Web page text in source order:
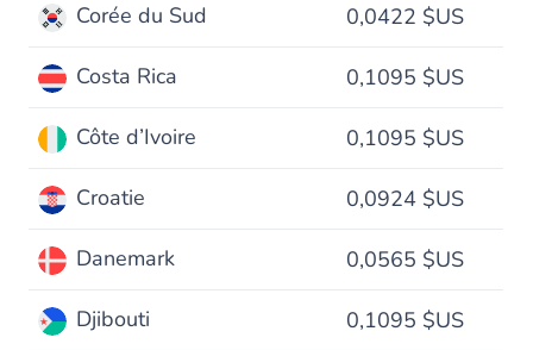
Corée du Sud 0,0422 $US
Costa Rica 0,1095 $US
Côte d’Ivoire 0,1095 $US
Croatie 0,0924 $US
Danemark 0,0565 $US
Djibouti 0,1095 $US